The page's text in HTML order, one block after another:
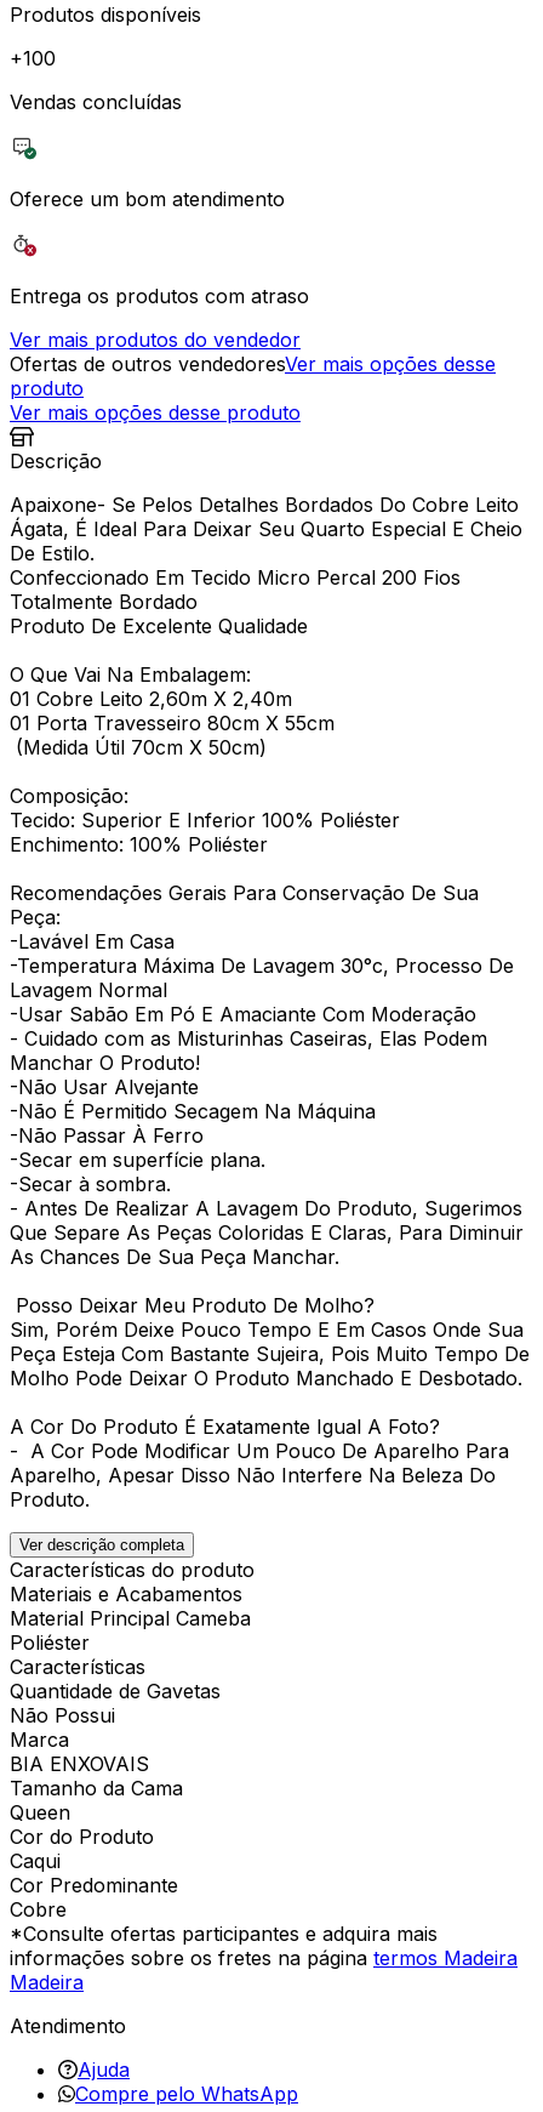
Produtos disponíveis
+100
Vendas concluídas
Oferece um bom atendimento
Entrega os produtos com atraso
Ver mais produtos do vendedor
Ofertas de outros vendedoresVer mais opções desse
produto
Ver mais opções desse produto
Descrição
Apaixone- Se Pelos Detalhes Bordados Do Cobre Leito
Ágata, É Ideal Para Deixar Seu Quarto Especial E Cheio
De Estilo.
Confeccionado Em Tecido Micro Percal 200 Fios
Totalmente Bordado
Produto De Excelente Qualidade
O Que Vai Na Embalagem:
01 Cobre Leito 2,60m X 2,40m
01 Porta Travesseiro 80cm X 55cm
(Medida Útil 70cm X 50cm)
Composição:
Tecido: Superior E Inferior 100% Poliéster
Enchimento: 100% Poliéster
Recomendações Gerais Para Conservação De Sua
Peça:
-Lavável Em Casa
-Temperatura Máxima De Lavagem 30°c, Processo De
Lavagem Normal
-Usar Sabão Em Pó E Amaciante Com Moderação
- Cuidado com as Misturinhas Caseiras, Elas Podem
Manchar O Produto!
-Não Usar Alvejante
-Não É Permitido Secagem Na Máquina
-Não Passar À Ferro
-Secar em superfície plana.
-Secar à sombra.
- Antes De Realizar A Lavagem Do Produto, Sugerimos
Que Separe As Peças Coloridas E Claras, Para Diminuir
As Chances De Sua Peça Manchar.
Posso Deixar Meu Produto De Molho?
Sim, Porém Deixe Pouco Tempo E Em Casos Onde Sua
Peça Esteja Com Bastante Sujeira, Pois Muito Tempo De
Molho Pode Deixar O Produto Manchado E Desbotado.
A Cor Do Produto É Exatamente Igual A Foto?
- A Cor Pode Modificar Um Pouco De Aparelho Para
Aparelho, Apesar Disso Não Interfere Na Beleza Do
Produto.
Ver descrição completa
Características do produto
Materiais e Acabamentos
Material Principal Cameba
Poliéster
Características
Quantidade de Gavetas
Não Possui
Marca
BIA ENXOVAIS
Tamanho da Cama
Queen
Cor do Produto
Caqui
Cor Predominante
Cobre
*Consulte ofertas participantes e adquira mais
informações sobre os fretes na página termos Madeira
Madeira
Atendimento
Ajuda
Compre pelo WhatsApp